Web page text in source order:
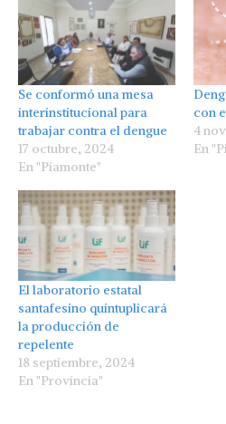
Se conformó una mesa
interinstitucional para
trabajar contra el dengue
17 octubre, 2024
En "Piamonte"
con
4
En
El laboratorio estatal
santafesino quintuplicará
la producción de
repelente
18 septiembre, 2024
En "Provincia"